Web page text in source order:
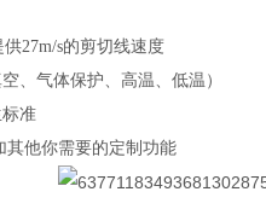
27m/s的剪切线速度
、气体保护、高温、低温）
准
其他你需要的定制功能